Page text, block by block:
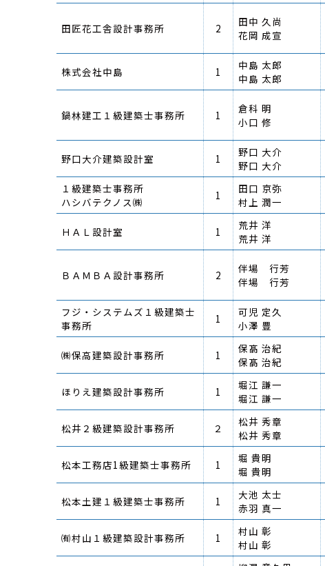
田匠花工舎設計事務所 2
田中 久尚
花岡 成宣
株式会社中島 1
中島 太郎
中島 太郎
鍋林建工１級建築士事務所 1
倉科 明
小口 修
野口大介建築設計室 1
野口 大介
野口 大介
１級建築士事務所
ハシバテクノス㈱
1
田口 京弥
村上 潤一
ＨＡＬ設計室 1
荒井 洋
荒井 洋
ＢＡＭＢＡ設計事務所 2
伴場 行芳
伴場 行芳
フジ・システムズ１級建築士
事務所
1
可児 定久
小澤 豊
㈱保高建築設計事務所 1
保髙 治紀
保髙 治紀
ほりえ建築設計事務所 1
堀江 謙一
堀江 謙一
松井２級建築設計事務所 ２
松井 秀章
松井 秀章
松本工務店1級建築士事務所 1
堀 貴明
堀 貴明
松本土建１級建築士事務所 1
大池 太士
赤羽 真一
㈲村山１級建築設計事務所 1
村山 彰
村山 彰